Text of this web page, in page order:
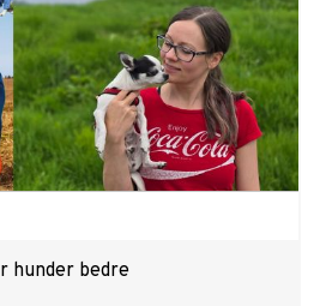
hunder bedre